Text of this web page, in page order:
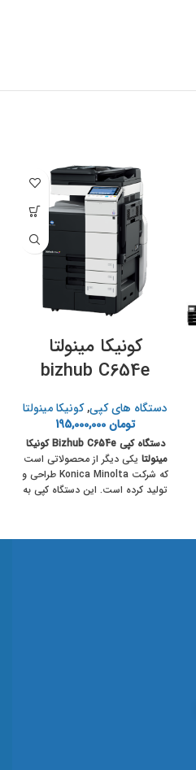
کونیکا مینولتا
bizhub C654e
دستگاه های ک‍پی,کونیکا مینولتا
تومان
دستگاه کپی Bizhub C654e کونیکا
مینولتا یکی دیگر از محصولاتی است
که شرکت Konica Minolta طراحی و
تولید کرده است. این دستگاه کپی به